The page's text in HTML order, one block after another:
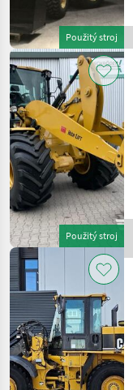
Použitý stroj
Použitý stroj